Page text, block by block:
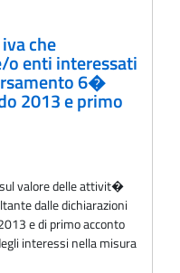
che
enti interessati
6�
2013 e primo
valore delle attivit�
dalle dichiarazioni
e di primo acconto
interessi nella misura